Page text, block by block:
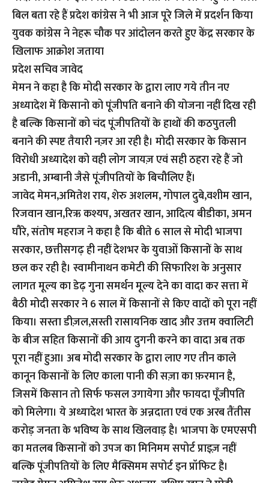
बिल बता रहे हैं प्रदेश कांग्रेस ने भी आज पूरे जिले में प्रदर्शन किया
युवक कांग्रेस ने नेहरू चौक पर आंदोलन करते हुए केंद्र सरकार के
खिलाफ आक्रोश जताया
प्रदेश सचिव जावेद
मेमन ने कहा है कि मोदी सरकार के द्वारा लाए गये तीन नए
अध्यादेश में किसानो को पूंजीपति बनाने की योजना नहीं दिख रही
है बल्कि किसानों को चंद पूंजीपतियों के हाथों की कठपुतली
बनाने की स्पष्ट तैयारी नज़र आ रही है। मोदी सरकार के किसान
विरोधी अध्यादेश को वही लोग जायज़ एवं सही ठहरा रहे हैं जो
अडानी, अम्बानी जैसे पूंजीपतियों के बिचौलिए हैं।
जावेद मेमन,अमितेश राय, शेरु अशलम, गोपाल दुबे,वशीम खान,
रिजवान खान,रिऋ कश्यप, अखतर खान, आदित्य बीडीका, अमन
घौरे, संतोष महराज ने कहा है कि बीते 6 साल से मोदी भाजपा
सरकार, छत्तीसगढ़ ही नहीं देशभर के युवाओं किसानों के साथ
छल कर रही है। स्वामीनाथन कमेटी की सिफारिश के अनुसार
लागत मूल्य का डेढ़ गुना समर्थन मूल्य देने का वादा कर सत्ता में
बैठी मोदी सरकार ने 6 साल में किसानों से किए वादों को पूरा नहीं
किया। सस्ता डीज़ल,सस्ती रासायनिक खाद और उत्तम क्वालिटी
के बीज सहित किसानों की आय दुगनी करने का वादा अब तक
पूरा नहीं हुआ। अब मोदी सरकार के द्वारा लाए गए तीन काले
कानून किसानों के लिए काला पानी की सज़ा का फ़रमान है,
जिसमें किसान तो सिर्फ फसल उगायेगा और फायदा पूँजीपति
को मिलेगा। ये अध्यादेश भारत के अन्नदाता एवं एक अरब तैंतीस
करोड़ जनता के भविष्य के साथ खिलवाड़ है। भाजपा के एमएसपी
का मतलब किसानों को उपज का मिनिमम सपोर्ट प्राइज़ नहीं
बल्कि पूंजीपतियों के लिए मैक्सिमम सपोर्ट इन प्रॉफिट है।